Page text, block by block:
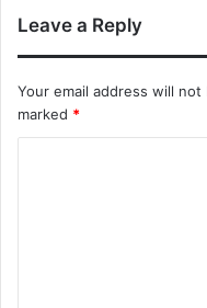
Leave a Reply
Your email address will not
marked *